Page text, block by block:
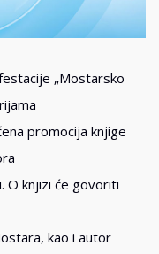
„Mostarsko
promocija knjige
O knjizi će govoriti
kao i autor